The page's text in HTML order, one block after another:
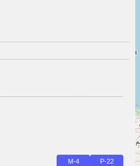
М-4 Р-22